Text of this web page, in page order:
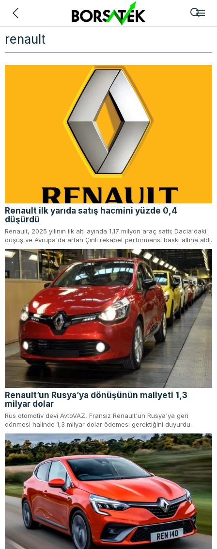
renault
Renault ilk yarıda satış hacmini yüzde 0,4
düşürdü
Renault, 2025 yılının ilk altı ayında 1,17 milyon araç sattı; Dacia'daki
düşüş ve Avrupa'da artan Çinli rekabet performansı baskı altına aldı.
Renault’un Rusya’ya dönüşünün maliyeti 1,3
milyar dolar
Rus otomotiv devi AvtoVAZ, Fransız Renault'un Rusya'ya geri
dönmesi halinde 1,3 milyar dolar ödemesi gerektiğini duyurdu.